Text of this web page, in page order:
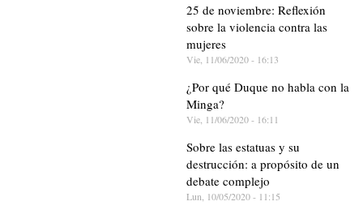
25 de noviembre: Reflexión
sobre la violencia contra las
mujeres
Vie, 11/06/2020 - 16:13
¿Por qué Duque no habla con la
Minga?
Vie, 11/06/2020 - 16:11
Sobre las estatuas y su
destrucción: a propósito de un
debate complejo
Lun, 10/05/2020 - 11:15